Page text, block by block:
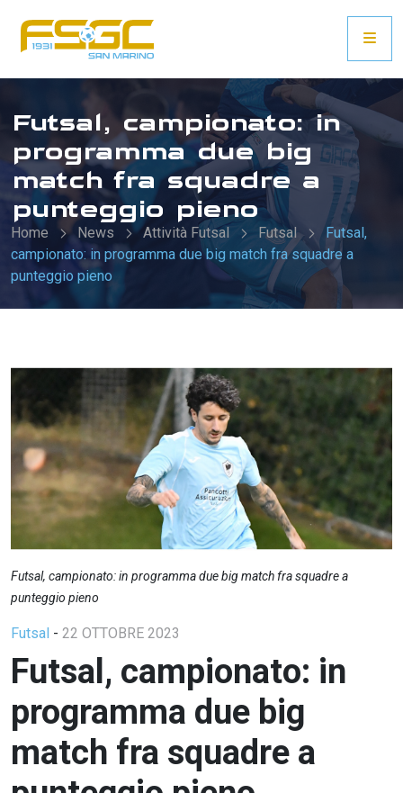
Futsal, campionato: in
programma due big
match fra squadre a
punteggio pieno
Home News Attività Futsal Futsal
Futsal,
campionato: in programma due big match fra squadre a
punteggio pieno
Futsal, campionato: in programma due big match fra squadre a
punteggio pieno
Futsal - 22 OTTOBRE 2023
Futsal, campionato: in
programma due big
match fra squadre a